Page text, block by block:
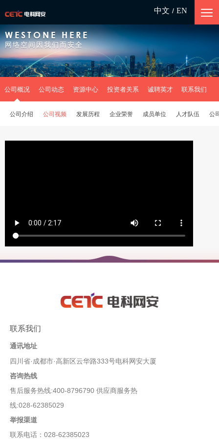
中文 / EN
WESTONE HERE
网络空间因我们而安全
公司概况 公司动态 资源中心 投资者关系 诚聘英才 联系我们
公司介绍 公司视频 发展历程 企业荣誉 成员单位 人才队伍 公
联系我们
通讯地址
四川省·成都市·高新区云华路333号电科网安大厦
咨询热线
售后服务热线:400-8796790 供应商服务热
线:028-62385029
举报渠道
联系电话：028-62385023